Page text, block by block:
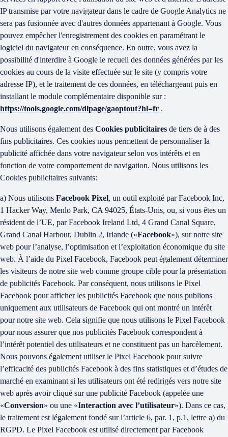
IP transmise par votre navigateur dans le cadre de Google Analytics ne
sera pas fusionnée avec d'autres données appartenant à Google. Vous
pouvez empêcher l'enregistrement des cookies en paramétrant le
logiciel du navigateur en conséquence. En outre, vous avez la
possibilité d'interdire à Google le recueil des données générées par les
cookies au cours de la visite effectuée sur le site (y compris votre
adresse IP), et le traitement de ces données, en téléchargeant puis en
installant le module complémentaire disponible sur :
https://tools.google.com/dlpage/gaoptout?hl=fr .
Nous utilisons également des Cookies publicitaires de tiers de à des
fins publicitaires. Ces cookies nous permettent de personnaliser la
publicité affichée dans votre navigateur selon vos intérêts et en
fonction de votre comportement de navigation. Nous utilisons les
Cookies publicitaires suivants:
a) Nous utilisons Facebook Pixel, un outil exploité par Facebook Inc,
1 Hacker Way, Menlo Park, CA 94025, États-Unis, ou, si vous êtes un
résident de l’UE, par Facebook Ireland Ltd, 4 Grand Canal Square,
Grand Canal Harbour, Dublin 2, Irlande («Facebook»), sur notre site
web pour l’analyse, l’optimisation et l’exploitation économique du site
web. À l’aide du Pixel Facebook, Facebook peut également déterminer
les visiteurs de notre site web comme groupe cible pour la présentation
de publicités Facebook. Par conséquent, nous utilisons le Pixel
Facebook pour afficher les publicités Facebook que nous publions
uniquement aux utilisateurs de Facebook qui ont montré un intérêt
pour notre site web. Cela signifie que nous utilisons le Pixel Facebook
pour nous assurer que nos publicités Facebook correspondent à
l’intérêt potentiel des utilisateurs et ne constituent pas un harcèlement.
Nous pouvons également utiliser le Pixel Facebook pour suivre
l’efficacité des publicités Facebook à des fins statistiques et d’études de
marché en examinant si les utilisateurs ont été redirigés vers notre site
web après avoir cliqué sur une publicité Facebook (appelée une
«Conversion» ou une «Interaction avec l’utilisateur»). Dans ce cas,
le traitement est légalement fondé sur l’article 6, par. 1, p.1, lettre a) du
RGPD. Le Pixel Facebook est utilisé directement par Facebook